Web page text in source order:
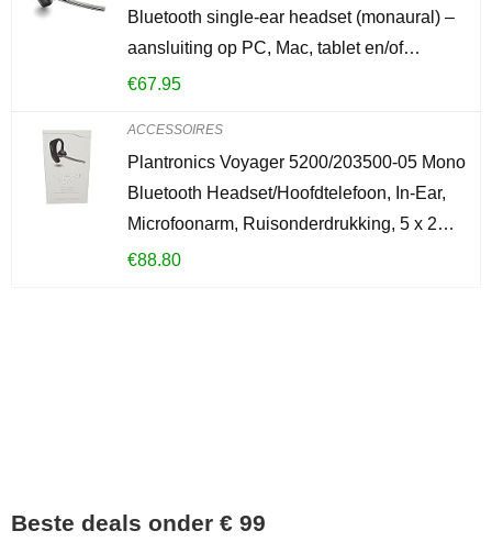
Bluetooth single-ear headset (monaural) –
aansluiting op PC, Mac, tablet en/of…
€67.95
ACCESSOIRES
Plantronics Voyager 5200/203500-05 Mono
Bluetooth Headset/Hoofdtelefoon, In-Ear,
Microfoonarm, Ruisonderdrukking, 5 x 2…
€88.80
Beste deals onder € 99